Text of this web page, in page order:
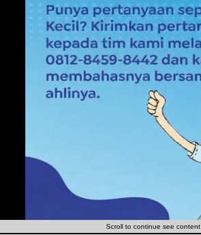
Scroll to continue see content